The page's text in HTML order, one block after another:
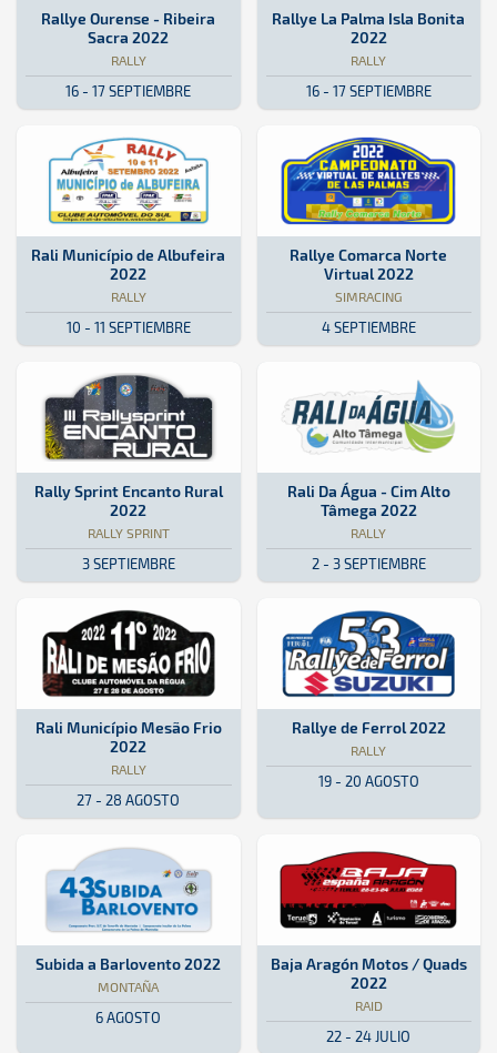
Rallye Ourense - Ribeira
Sacra 2022
RALLY
16 - 17 SEPTIEMBRE
Rally · Rallye Ourense - Ribeira Sacra 2022: Aquí podrás
GaliciaGalicia
Rallye La Palma Isla Bonita
2022
RALLY
16 - 17 SEPTIEMBRE
Rally · Rallye La Palma Isla
Isla de La PalmaIsla de La Palma
Rali Município de Albufeira
2022
RALLY
10 - 11 SEPTIEMBRE
Rally · Rali Município de Albufeira 2022: Aquí podrás encontrar
PortugalPortugal
Rallye Comarca Norte
Virtual 2022
SIMRACING
4 SEPTIEMBRE
SimRacing · Rallye Comarca
Online Online
Rally Sprint Encanto Rural
2022
RALLY SPRINT
3 SEPTIEMBRE
Rally Sprint · Rally Sprint Encanto Rural 2022: Aquí podrás
Isla de La PalmaIsla de La Palma
Rali Da Água - Cim Alto
Tâmega 2022
RALLY
2 - 3 SEPTIEMBRE
Rally · Rali Da Água - Cim
PortugalPortugal
Rali Município Mesão Frio
2022
RALLY
27 - 28 AGOSTO
Rally · Rali Município Mesão Frio 2022: Aquí podrás encontrar
Portugal Portugal Rallye de Ferrol 2022
RALLY
19 - 20 AGOSTO
Rally · Rallye de Ferrol 2022:
Galicia Galicia
Subida a Barlovento 2022
MONTAÑA
6 AGOSTO
Montaña · Subida a Barlovento 2022: Aquí podrás encontrar
Isla de La PalmaIsla de La Palma
Baja Aragón Motos / Quads
2022
RAID
22 - 24 JULIO
Raid · Baja Aragón Motos /
Aragón Aragón